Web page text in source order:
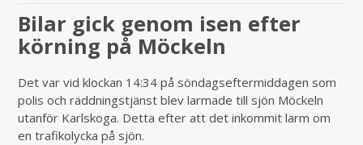
Bilar gick genom isen efter
körning på Möckeln
Det var vid klockan 14:34 på söndagseftermiddagen som
polis och räddningstjänst blev larmade till sjön Möckeln
utanför Karlskoga. Detta efter att det inkommit larm om
en trafikolycka på sjön.